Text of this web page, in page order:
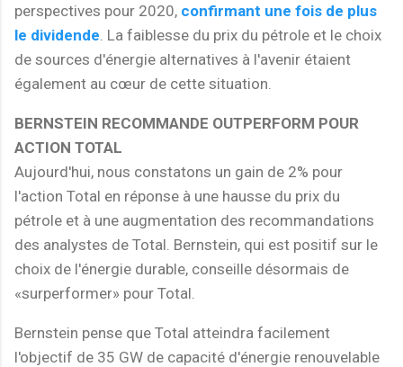
perspectives pour 2020, confirmant une fois de plus
le dividende . La faiblesse du prix du pétrole et le choix
de sources d'énergie alternatives à l'avenir étaient
également au cœur de cette situation.
BERNSTEIN RECOMMANDE OUTPERFORM POUR
ACTION TOTAL
Aujourd'hui, nous constatons un gain de 2% pour
l'action Total en réponse à une hausse du prix du
pétrole et à une augmentation des recommandations
des analystes de Total. Bernstein, qui est positif sur le
choix de l'énergie durable, conseille désormais de
«surperformer» pour Total.
Bernstein pense que Total atteindra facilement
l'objectif de 35 GW de capacité d'énergie renouvelable